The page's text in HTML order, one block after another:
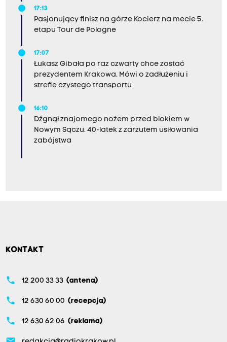
17:13
Pasjonujący finisz na górze Kocierz na mecie 5.
etapu Tour de Pologne
17:07
Łukasz Gibała po raz czwarty chce zostać
prezydentem Krakowa. Mówi o zadłużeniu i
strefie czystego transportu
16:10
Dźgnął znajomego nożem przed blokiem w
Nowym Sączu. 40-latek z zarzutem usiłowania
zabójstwa
KONTAKT
phone 12 200 33 33 (antena)
phone 12 630 60 00 (recepcja)
phone 12 630 62 06 (reklama)